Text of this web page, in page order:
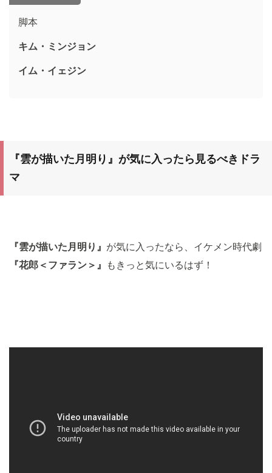
脚本
キム・ミンジョン
イム・イェジン
『雲が描いた月明り 』が気に入ったら見るべきドラ
マ
『雲が描いた月明り』 が気に入ったなら、イケメン時代劇
『花郎＜ファラン＞ 』 もきっと気にいるはず！